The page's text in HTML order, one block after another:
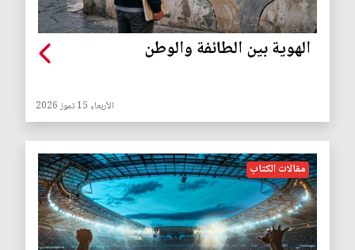
الهوية بين الطائفة والوطن
الأربعاء 15 تموز 2026
مقالات الكتاب